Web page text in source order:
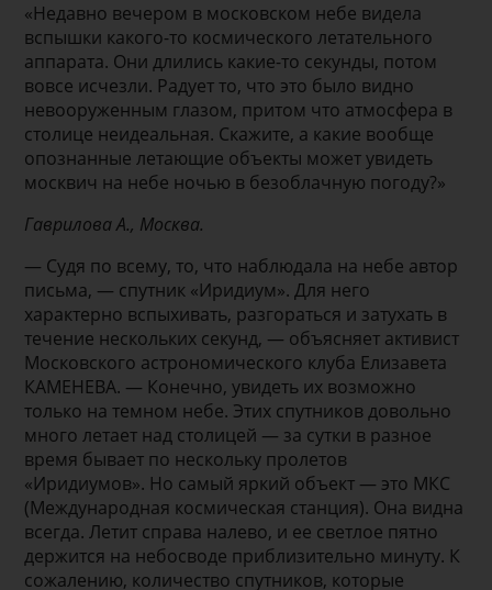
«Недавно вечером в московском небе видела
вспышки какого-то космического летательного
аппарата. Они длились какие-то секунды, потом
вовсе исчезли. Радует то, что это было видно
невооруженным глазом, притом что атмосфера в
столице неидеальная. Скажите, а какие вообще
опознанные летающие объекты может увидеть
москвич на небе ночью в безоблачную погоду?»
Гаврилова А., Москва.
— Судя по всему, то, что наблюдала на небе автор
письма, — спутник «Иридиум». Для него
характерно вспыхивать, разгораться и затухать в
течение нескольких секунд, — объясняет активист
Московского астрономического клуба Елизавета
КАМЕНЕВА. — Конечно, увидеть их возможно
только на темном небе. Этих спутников довольно
много летает над столицей — за сутки в разное
время бывает по нескольку пролетов
«Иридиумов». Но самый яркий объект — это МКС
(Международная космическая станция). Она видна
всегда. Летит справа налево, и ее светлое пятно
держится на небосводе приблизительно минуту. К
сожалению, количество спутников, которые